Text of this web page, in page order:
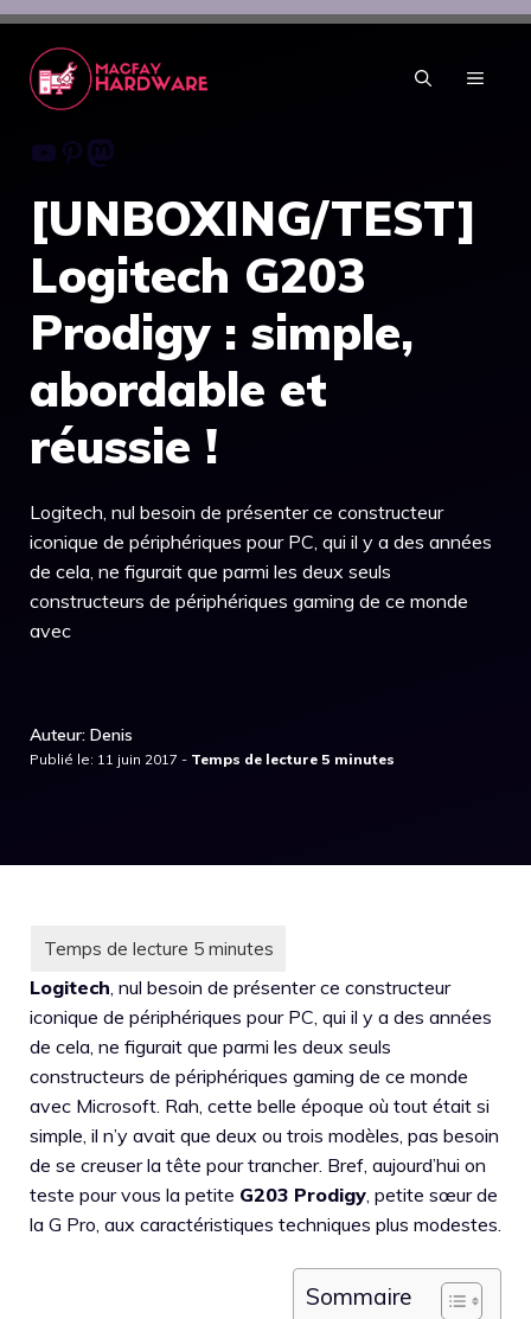
Aller
contenu
MENU
Youtube
Pinterest
Mastodon
[UNBOXING/TEST]
Logitech G203
Prodigy : simple,
abordable et
réussie !
Logitech, nul besoin de présenter ce constructeur
iconique de périphériques pour PC, qui il y a des années
de cela, ne figurait que parmi les deux seuls
constructeurs de périphériques gaming de ce monde
avec
Auteur: Denis
Publié le: 11 juin 2017 -
Logitech, nul besoin de présenter ce constructeur
iconique de périphériques pour PC, qui il y a des années
de cela, ne figurait que parmi les deux seuls
constructeurs de périphériques gaming de ce monde
avec Microsoft. Rah, cette belle époque où tout était si
simple, il n’y avait que deux ou trois modèles, pas besoin
de se creuser la tête pour trancher. Bref, aujourd’hui on
teste pour vous la petite G203 Prodigy, petite sœur de
la G Pro, aux caractéristiques techniques plus modestes.
Sommaire